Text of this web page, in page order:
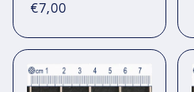
Cena
€7,00